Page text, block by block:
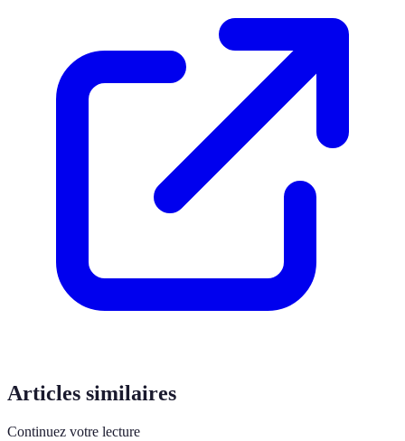
Articles similaires
Continuez votre lecture